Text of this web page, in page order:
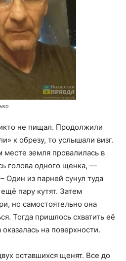
не пищал. Продолжили
к обрезу, то услышали визг.
месте земля провалилась в
голова одного щенка, —
Один из парней сунул туда
пару кутят. Затем
но самостоятельно она
Тогда пришлось схватить её
на поверхности.
оставшихся щенят. Все до